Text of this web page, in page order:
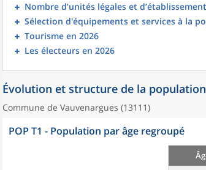
Nombre d’unités légales et
Sélection d'équipements et services à la
Tourisme en 2026
Les électeurs en 2026
Évolution et structure de la
Commune de Vauvenargues (13111)
POP T1 - Population par âge regroupé